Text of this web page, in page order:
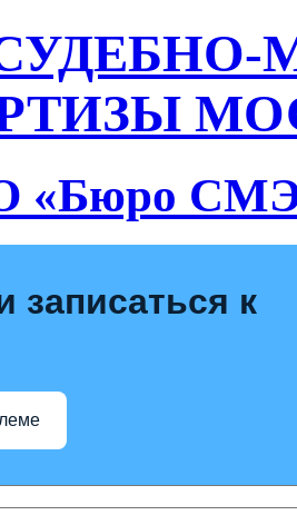
«Бюро
записаться к